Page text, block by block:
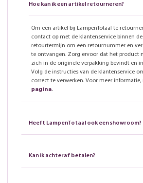
Hoe kan ik een artikel retourneren?
Om een artikel bij LampenTotaal te
contact op met de klantenservice binnen
retourtermijn om een retournummer en
te ontvangen. Zorg ervoor dat het product
zich in de originele verpakking bevindt en
Volg de instructies van de klantenservice
correct te verwerken. Voor meer informatie,
pagina.
Heeft LampenTotaal ook een showroom?
Kan ik achteraf betalen?